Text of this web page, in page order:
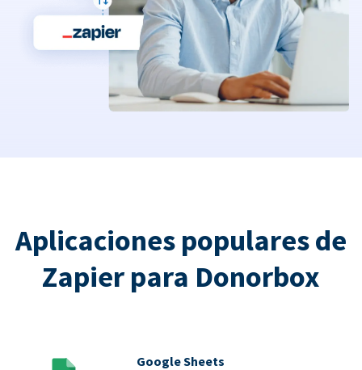
Aplicaciones populares de
Zapier para Donorbox
Google Sheets